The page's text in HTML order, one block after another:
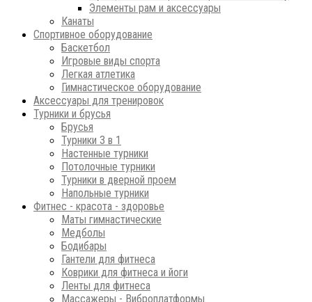
Элементы рам и аксессуары
Канаты
Спортивное оборудование
Баскетбол
Игровые виды спорта
Легкая атлетика
Гимнастическое оборудование
Аксессуары для тренировок
Турники и брусья
Брусья
Турники 3 в 1
Настенные турники
Потолочные турники
Турники в дверной проем
Напольные турники
Фитнес - красота - здоровье
Маты гимнастические
Медболы
Бодибары
Гантели для фитнеса
Коврики для фитнеса и йоги
Ленты для фитнеса
Массажеры - Виброплатформы